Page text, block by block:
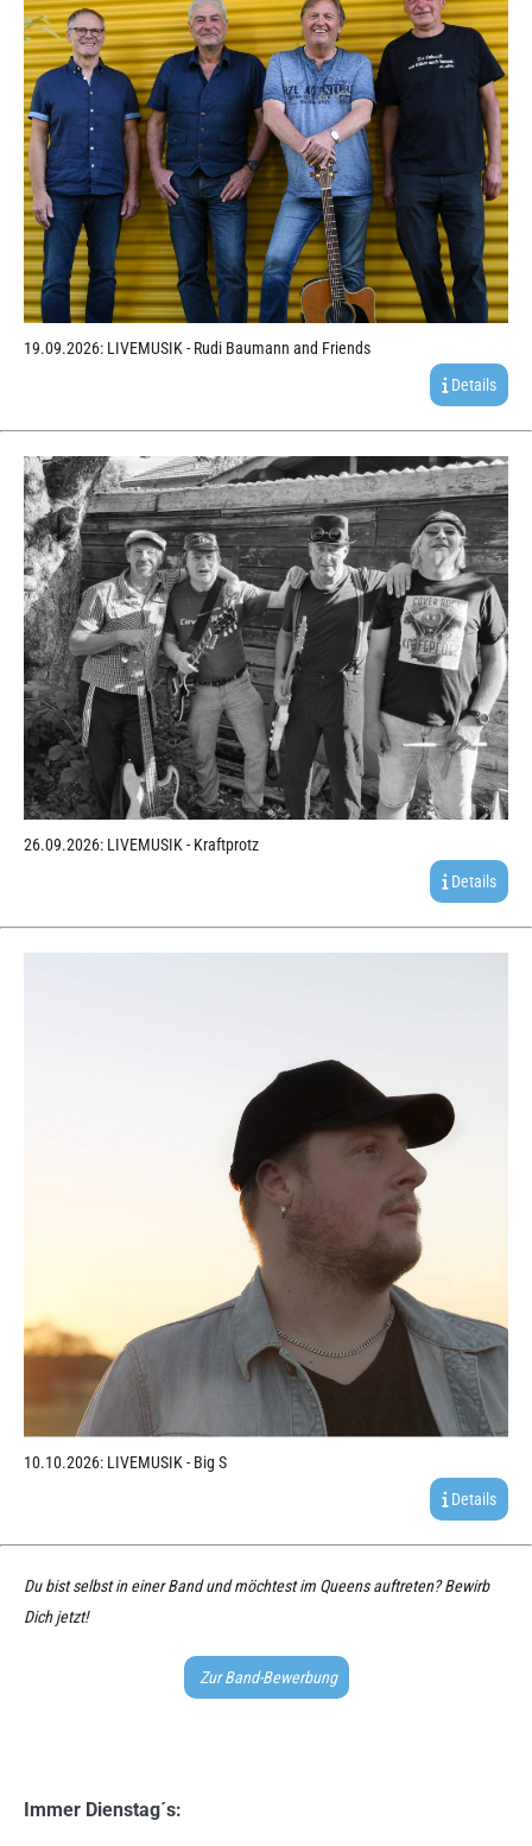
19.09.2026: LIVEMUSIK - Rudi Baumann and Friends
Details
26.09.2026: LIVEMUSIK - Kraftprotz
Details
10.10.2026: LIVEMUSIK - Big S
Details
Du bist selbst in einer Band und möchtest im Queens auftreten? Bewirb
Dich jetzt!
Zur Band-Bewerbung
Immer Dienstag´s: